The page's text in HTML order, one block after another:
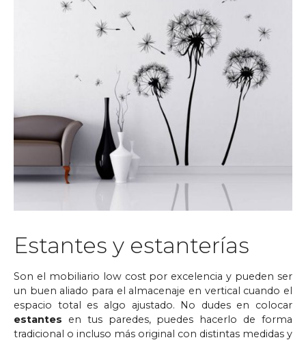
Estantes y estanterías
Son el mobiliario low cost por excelencia y pueden ser
un buen aliado para el almacenaje en vertical cuando el
espacio total es algo ajustado. No dudes en colocar
estantes en tus paredes, puedes hacerlo de forma
tradicional o incluso más original con distintas medidas y